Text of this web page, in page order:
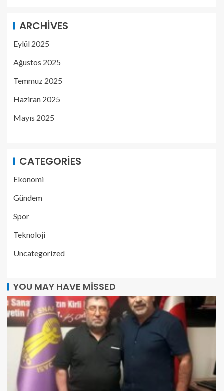
ARCHIVES
Eylül 2025
Ağustos 2025
Temmuz 2025
Haziran 2025
Mayıs 2025
CATEGORIES
Ekonomi
Gündem
Spor
Teknoloji
Uncategorized
YOU MAY HAVE MISSED